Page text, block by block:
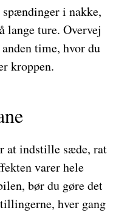
i nakke,
lange ture. Overvej
time, hvor du
kroppen.
at indstille sæde, rat
varer hele
bør du gøre det
hver gang